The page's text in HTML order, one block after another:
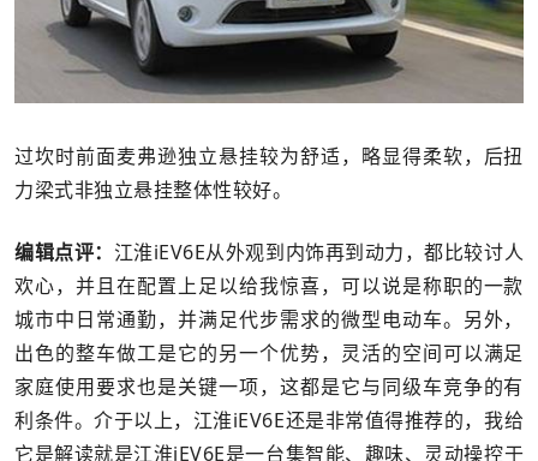
过坎时前面麦弗逊独立悬挂较为舒适，略显得柔软，后扭
力梁式非独立悬挂整体性较好。
编辑点评： 江淮iEV6E从外观到内饰再到动力，都比较讨人
欢心，并且在配置上足以给我惊喜，可以说是称职的一款
城市中日常通勤，并满足代步需求的微型电动车。另外，
出色的整车做工是它的另一个优势，灵活的空间可以满足
家庭使用要求也是关键一项，这都是它与同级车竞争的有
利条件。介于以上，江淮iEV6E还是非常值得推荐的，我给
它是解读就是江淮iEV6E是一台集智能、趣味、灵动操控于